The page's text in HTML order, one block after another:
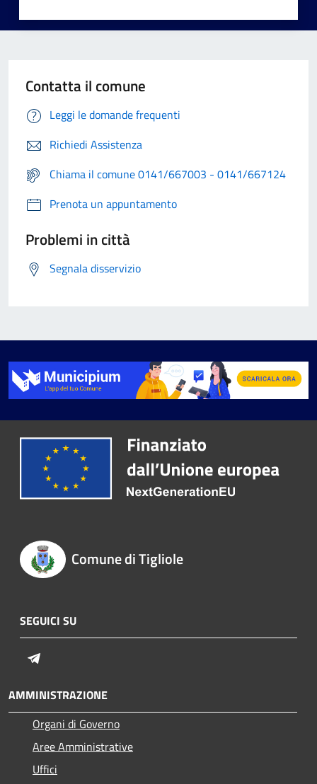
Contatta il comune
Leggi le domande frequenti
Richiedi Assistenza
Chiama il comune 0141/667003 - 0141/667124
Prenota un appuntamento
Problemi in città
Segnala disservizio
Comune di Tigliole
SEGUICI SU
AMMINISTRAZIONE
Organi di Governo
Aree Amministrative
Uffici